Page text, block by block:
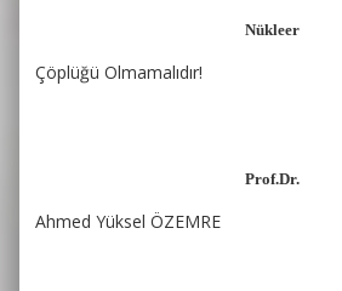
Nükleer
Çöplüğü Olmamalıdır!
Prof.Dr.
Ahmed Yüksel ÖZEMRE